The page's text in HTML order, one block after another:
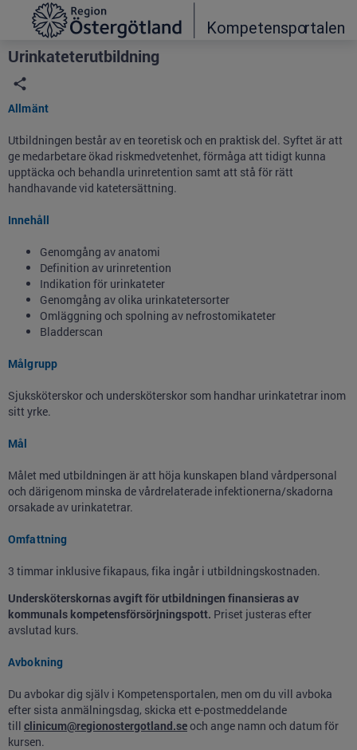
Grade
Portal
Urinkateterutbildning
Allmänt
Utbildningen består av en teoretisk och en praktisk del. Syftet är att
ge medarbetare ökad riskmedvetenhet, förmåga att tidigt kunna
upptäcka och behandla urinretention samt att stå för rätt
handhavande vid katetersättning.
Innehåll
Genomgång av anatomi
Definition av urinretention
Indikation för urinkateter
Genomgång av olika urinkatetersorter
Omläggning och spolning av nefrostomikateter
Bladderscan
Målgrupp
Sjuksköterskor och undersköterskor som handhar urinkatetrar inom
sitt yrke.
Mål
Målet med utbildningen är att höja kunskapen bland vårdpersonal
och därigenom minska de vårdrelaterade infektionerna/skadorna
orsakade av urinkatetrar.
Omfattning
3 timmar inklusive fikapaus, fika ingår i utbildningskostnaden.
Undersköterskornas avgift för utbildningen finansieras av
kommunals kompetensförsörjningspott. Priset justeras efter
avslutad kurs.
Avbokning
Du avbokar dig själv i Kompetensportalen, men om du vill avboka
efter sista anmälningsdag, skicka ett e-postmeddelande
till clinicum@regionostergotland.seoch ange namn och datum för
kursen.